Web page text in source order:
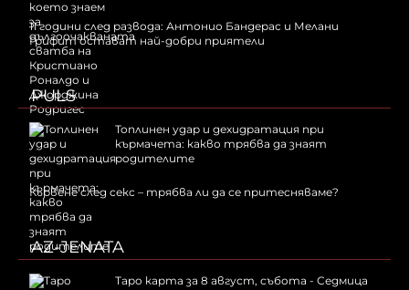
11 години след развода: Антонио Бандерас и Мелани
Грифит остават най-добри приятели
PULS
Топлинен удар и дехидратация при
кърмачета: какво трябва да знаят
родителите
Кървене след секс – трябва ли да се притесняваме?
AZ-JENATA
Таро карта за 8 август, събота - Седмица